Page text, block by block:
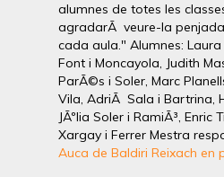
alumnes de totes les classes
agradarÃ veure-la
cada aula." Alumnes:
Font i Moncayola, Judith
ParÃ©s i Soler, Marc
Vila, AdriÃ Sala i Bartrina,
JÃºlia Soler i RamiÃ³,
Xargay i Ferrer Mestra
Auca de Baldiri Reixach en